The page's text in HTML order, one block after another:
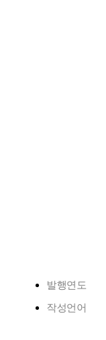
발행연도
작성언어